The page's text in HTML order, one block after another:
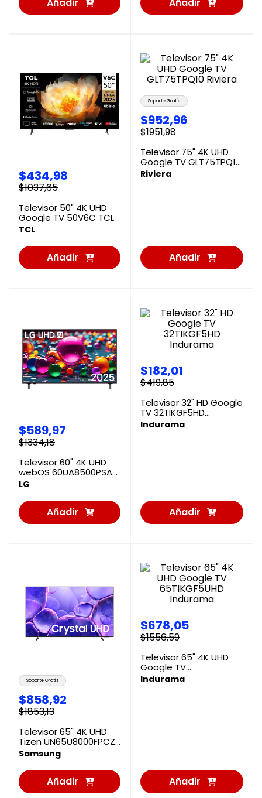
al al
$434,98
$1037,65
Televisor 50" 4K UHD
Google TV 50V6C TCL
TCL
Añadir
al
Soporte Gratis
$952,96
$1951,98
Televisor 75" 4K UHD
Google TV GLT75TPQ10
Riviera
Riviera
Añadir
al
$589,97
$1334,18
Televisor 60" 4K UHD
webOS 60UA8500PSA
LG
LG
Añadir
al
$182,01
$419,85
Televisor 32" HD Google
TV 32TIKGF5HD
Indurama
Indurama
Añadir
al
Soporte Gratis
$858,92
$1853,13
Televisor 65" 4K UHD
Tizen UN65U8000FPCZE
Samsung
Samsung
Añadir
al
$678,05
$1556,59
Televisor 65" 4K UHD
Google TV
65TIKGF5UHD Indurama
Indurama
Añadir
al